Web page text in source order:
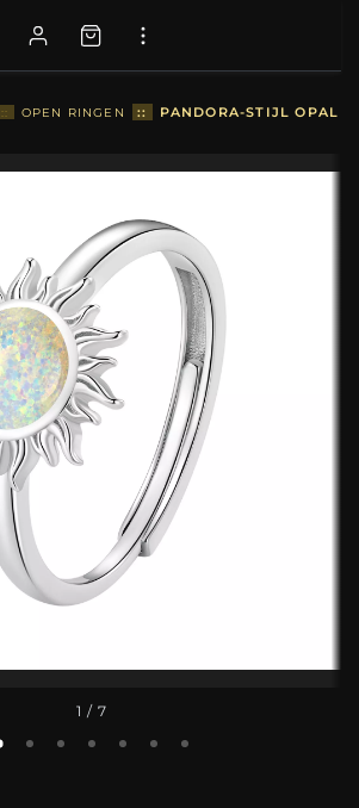
:: OPEN RINGEN :: PANDORA-STIJL OPAL
1 / 7